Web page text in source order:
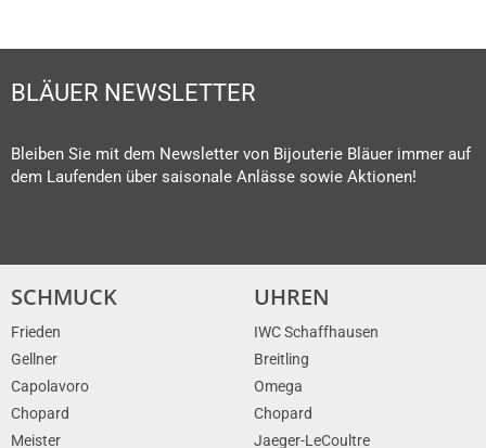
BLÄUER NEWSLETTER
Bleiben Sie mit dem Newsletter von Bijouterie Bläuer immer auf
dem Laufenden über saisonale Anlässe sowie Aktionen!
SCHMUCK
Frieden
Gellner
Capolavoro
Chopard
Meister
UHREN
IWC Schaffhausen
Breitling
Omega
Chopard
Jaeger-LeCoultre